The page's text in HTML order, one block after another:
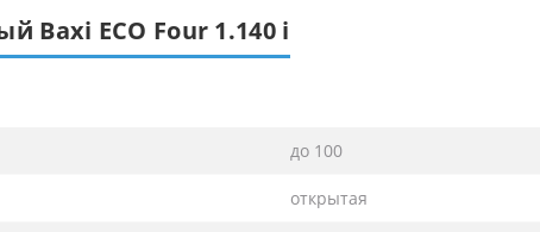
Baxi ECO Four 1.140 i
до 100
открытая